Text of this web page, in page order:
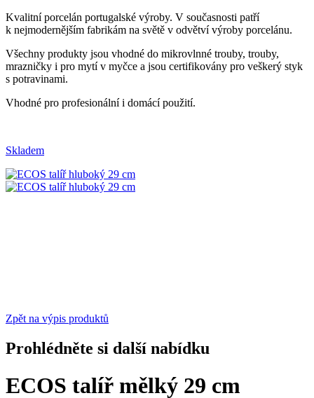
Kvalitní porcelán portugalské výroby. V současnosti patří
k nejmodernějším fabrikám na světě v odvětví výroby porcelánu.
Všechny produkty jsou vhodné do mikrovlnné trouby, trouby,
mrazničky i pro mytí v myčce a jsou certifikovány pro veškerý styk
s potravinami.
Vhodné pro profesionální i domácí použití.
Skladem
Zpět na výpis produktů
Prohlédněte si další nabídku
ECOS talíř mělký 29 cm